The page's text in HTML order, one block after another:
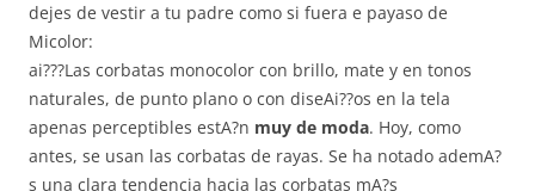
dejes de vestir a tu padre como si fuera e payaso de
Micolor:
ai???Las corbatas monocolor con brillo, mate y en tonos
naturales, de punto plano o con diseAi??os en la tela
apenas perceptibles estA?n muy de moda. Hoy, como
antes, se usan las corbatas de rayas. Se ha notado ademA?
s una clara tendencia hacia las corbatas mA?s